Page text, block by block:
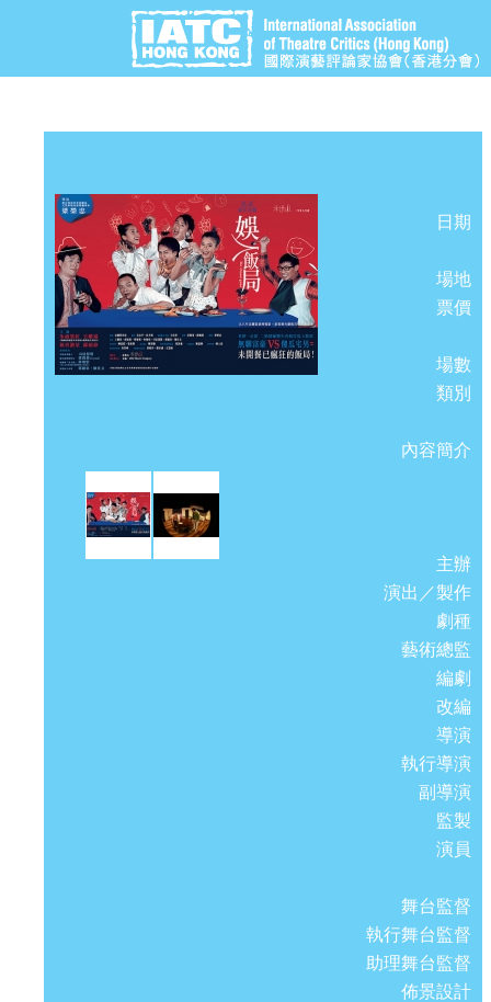
日期
場地
票價
場數
類別
內容簡介
主辦
演出／製作
劇種
藝術總監
編劇
改編
導演
執行導演
副導演
監製
演員
舞台監督
執行舞台監督
助理舞台監督
佈景設計